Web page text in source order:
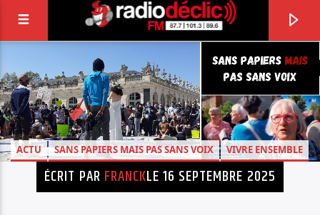
RADIO DÉCLIC
VOTRE RADIO ASSOCIATIVE EN TERRES DE
LORRAINE
ACTU SANS PAPIERS MAIS PAS SANS VOIX VIVRE ENSEMBLE
ÉCRIT PAR FRANCKLE 16 SEPTEMBRE 2025